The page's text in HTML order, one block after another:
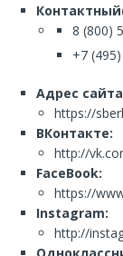
8 (800)
+7
Адрес
https://
ВКонтакте:
http://
FaceBook:
https://
Instagram:
http://